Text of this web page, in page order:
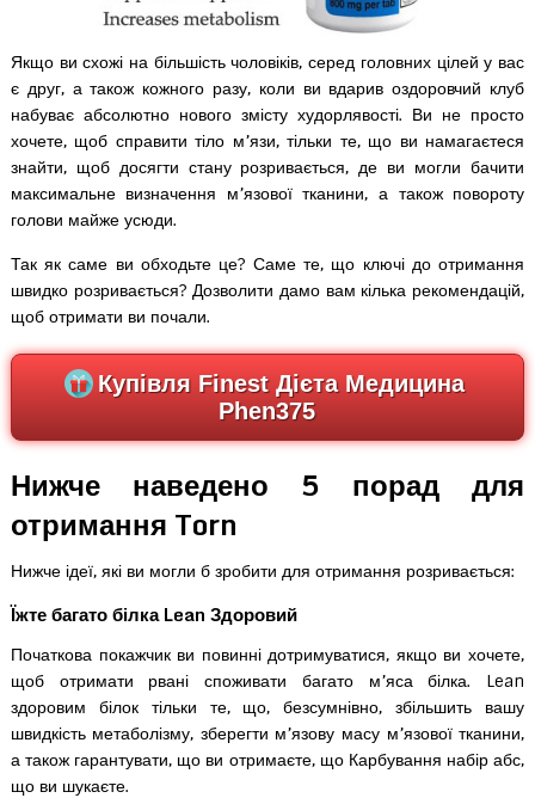
Якщо ви схожі на більшість чоловіків, серед головних цілей у вас
є друг, а також кожного разу, коли ви вдарив оздоровчий клуб
набуває абсолютно нового змісту худорлявості. Ви не просто
хочете, щоб справити тіло м’язи, тільки те, що ви намагаєтеся
знайти, щоб досягти стану розривається, де ви могли бачити
максимальне визначення м’язової тканини, а також повороту
голови майже усюди.
Так як саме ви обходьте це? Саме те, що ключі до отримання
швидко розривається? Дозволити дамо вам кілька рекомендацій,
щоб отримати ви почали.
Купівля Finest Дієта Медицина
Phen375
Нижче наведено 5 порад для
отримання Torn
Нижче ідеї, які ви могли б зробити для отримання розривається:
Їжте багато білка Lean Здоровий
Початкова покажчик ви повинні дотримуватися, якщо ви хочете,
щоб отримати рвані споживати багато м’яса білка. Lean
здоровим білок тільки те, що, безсумнівно, збільшить вашу
швидкість метаболізму, зберегти м’язову масу м’язової тканини,
а також гарантувати, що ви отримаєте, що Карбування набір абс,
що ви шукаєте.